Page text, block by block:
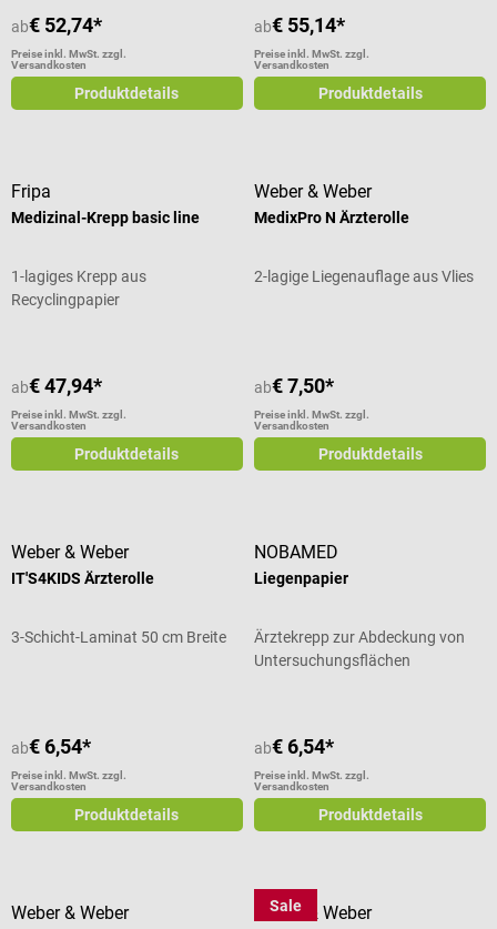
ab€ 52,74*
Preise inkl. MwSt. zzgl.
Versandkosten
Produktdetails
ab€ 55,14*
Preise inkl. MwSt. zzgl.
Versandkosten
Produktdetails
Fripa
Medizinal-Krepp basic line
1-lagiges Krepp aus
Recyclingpapier
ab€ 47,94*
Preise inkl. MwSt. zzgl.
Versandkosten
Produktdetails
Weber & Weber
MedixPro N Ärzterolle
2-lagige Liegenauflage aus Vlies
ab€ 7,50*
Preise inkl. MwSt. zzgl.
Versandkosten
Produktdetails
Weber & Weber
IT'S4KIDS Ärzterolle
3-Schicht-Laminat 50 cm Breite
ab€ 6,54*
Preise inkl. MwSt. zzgl.
Versandkosten
Produktdetails
NOBAMED
Liegenpapier
Ärztekrepp zur Abdeckung von
Untersuchungsflächen
ab€ 6,54*
Preise inkl. MwSt. zzgl.
Versandkosten
Produktdetails
Weber & Weber Sale
Weber & Weber